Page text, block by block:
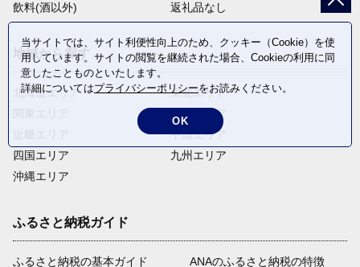
飲料(酒以外)
返礼品なし
地域から探す
北海道エリア
四国エリア
沖縄エリア
東北エリア
中部エリア
中国エリア
九州エリア
ふるさと納税ガイド
ふるさと納税の基本ガイド
ANAのふるさと納税の特徴
当サイトでは、サイト利便性向上のため、クッキー（Cookie）を使
用しています。サイトの閲覧を継続された場合、Cookieの利用に同
意したことものといたします。
詳細についてはプライバシーポリシーをお読みください。
OK